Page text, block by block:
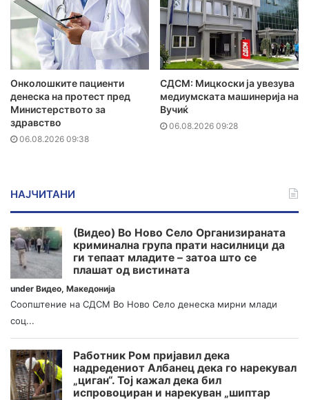
Онколошките пациенти
денеска на протест пред
Министерството за
здравство
06.08.2026 09:38
СДСМ: Мицкоски ја увезува
медиумската машинерија на
Вучиќ
06.08.2026 09:28
НАЈЧИТАНИ
(Видео) Во Ново Село Организираната
криминална група прати насилници да
ги тепаат младите – затоа што се
плашат од вистината
under Видео, Македонија
Соопштение на СДСМ Во Ново Село денеска мирни млади
соц...
Работник Ром пријавил дека
надредениот Албанец дека го нарекувал
„циган“. Тој кажал дека бил
испровоциран и нарекуван „шиптар